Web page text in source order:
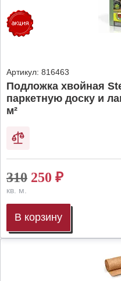
Артикул: 816463
Подложка хвойная
паркетную доску и
м²
310 250 ₽
кв. м.
В корзину